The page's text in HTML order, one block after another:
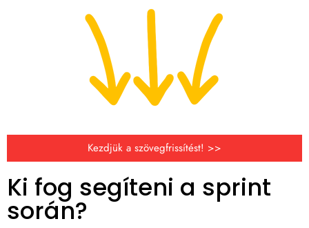
Kezdjük a szövegfrissítést! >>
Ki fog segíteni a sprint
során?